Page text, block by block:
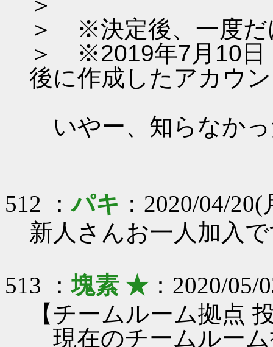
＞ ※決定後、一度だ
＞ ※2019年7月10日
後に作成したアカウ
いやー、知らなか
512 ：パキ ：2020/04/
新人さんお一人加入
513 ：塊素 ★：2020/05/
【チームルーム拠点
現在のチームルー